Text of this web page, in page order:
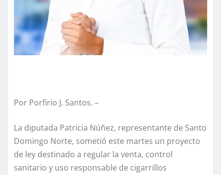
Por Porfirio J. Santos. –
La diputada Patricia Núñez, representante de Santo
Domingo Norte, sometió este martes un proyecto
de ley destinado a regular la venta, control
sanitario y uso responsable de cigarrillos